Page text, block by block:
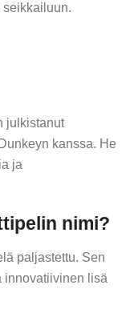
julkistanut
kanssa. He
ja
nimi?
paljastettu. Sen
innovatiivinen lisä